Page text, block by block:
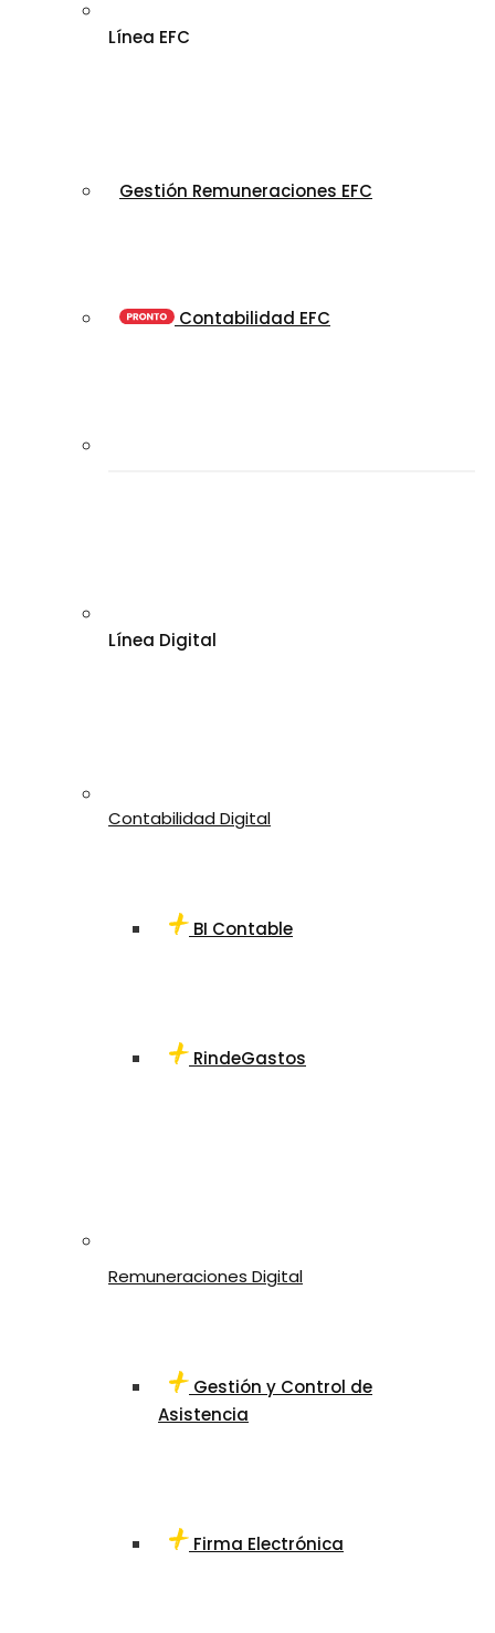
Línea EFC
Gestión Remuneraciones EFC
Contabilidad EFC
Línea Digital
Contabilidad Digital
BI Contable
RindeGastos
Remuneraciones Digital
Gestión y Control de
Asistencia
Firma Electrónica